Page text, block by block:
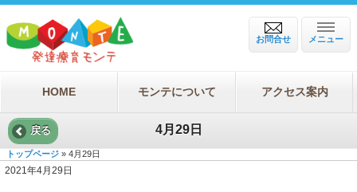
メニュー
お問合せ
HOME モンテについて アクセス案内
戻る 4月29日
トップページ » 4月29日
2021年4月29日